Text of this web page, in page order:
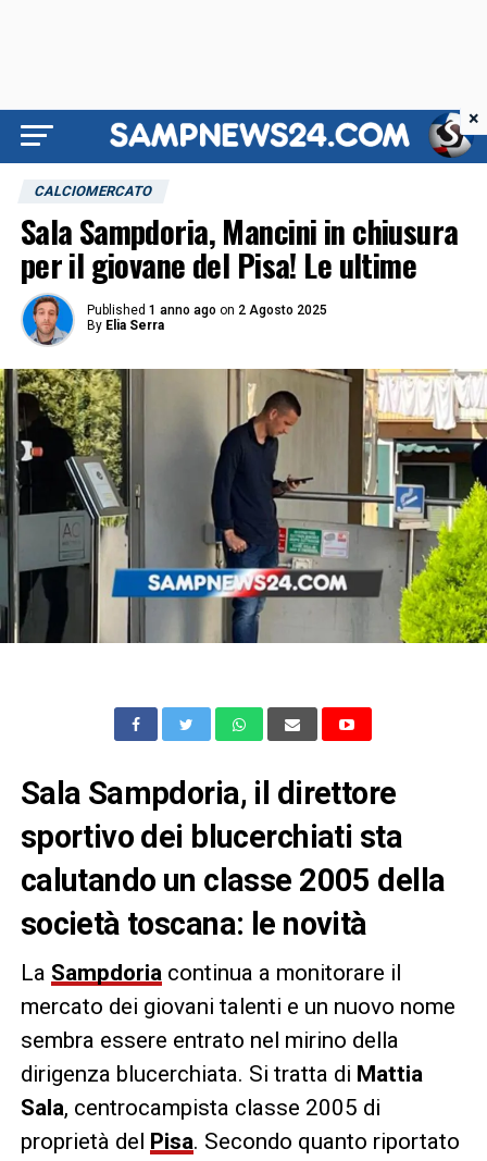
CALCIOMERCATO
Sala Sampdoria, Mancini in chiusura
per il giovane del Pisa! Le ultime
Published 1 anno ago on 2 Agosto 2025
By Elia Serra
Sala Sampdoria, il direttore
sportivo dei blucerchiati sta
calutando un classe 2005 della
società toscana: le novità
La Sampdoriacontinua a monitorare il
mercato dei giovani talenti e un nuovo nome
sembra essere entrato nel mirino della
dirigenza blucerchiata. Si tratta di Mattia
Sala, centrocampista classe 2005 di
proprietà del Pisa. Secondo quanto riportato
×